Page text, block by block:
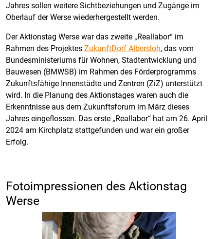
Jahres sollen weitere Sichtbeziehungen und Zugänge im
Oberlauf der Werse wiederhergestellt werden.
Der Aktionstag Werse war das zweite „Reallabor“ im
Rahmen des Projektes ZukunftDorf Albersloh, das vom
Bundesministeriums für Wohnen, Stadtentwicklung und
Bauwesen (BMWSB) im Rahmen des Förderprogramms
Zukunftsfähige Innenstädte und Zentren (ZiZ) unterstützt
wird. In die Planung des Aktionstages waren auch die
Erkenntnisse aus dem Zukunftsforum im März dieses
Jahres eingeflossen. Das erste „Reallabor“ hat am 26. April
2024 am Kirchplatz stattgefunden und war ein großer
Erfolg.
Fotoimpressionen des Aktionstag
Werse